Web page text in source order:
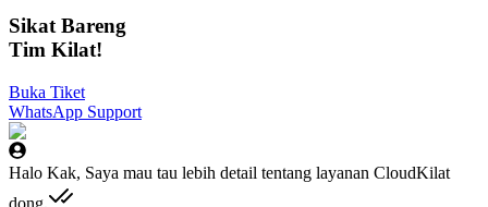
Sikat Bareng
Tim Kilat!
Buka Tiket
WhatsApp Support
Halo Kak, Saya mau tau lebih detail tentang layanan CloudKilat
dong.